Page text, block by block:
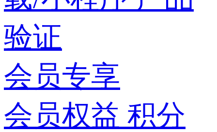
验证
会员专享
会员权益 积分